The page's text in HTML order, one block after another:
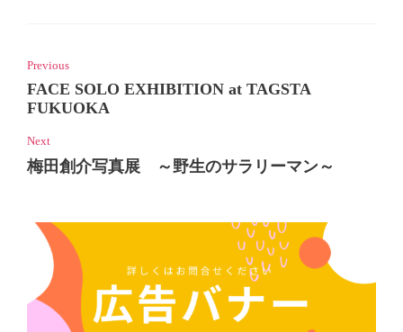
Previous
FACE SOLO EXHIBITION at TAGSTA
FUKUOKA
Next
梅田創介写真展 ～野生のサラリーマン～